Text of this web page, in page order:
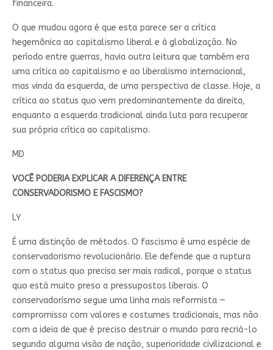
financeira.
O que mudou agora é que esta parece ser a crítica
hegemônica ao capitalismo liberal e à globalização. No
período entre guerras, havia outra leitura que também era
uma crítica ao capitalismo e ao liberalismo internacional,
mas vinda da esquerda, de uma perspectiva de classe. Hoje, a
crítica ao status quo vem predominantemente da direita,
enquanto a esquerda tradicional ainda luta para recuperar
sua própria crítica ao capitalismo.
MD
VOCÊ PODERIA EXPLICAR A DIFERENÇA ENTRE
CONSERVADORISMO E FASCISMO?
LY
É uma distinção de métodos. O fascismo é uma espécie de
conservadorismo revolucionário. Ele defende que a ruptura
com o status quo precisa ser mais radical, porque o status
quo está muito preso a pressupostos liberais. O
conservadorismo segue uma linha mais reformista —
compromisso com valores e costumes tradicionais, mas não
com a ideia de que é preciso destruir o mundo para recriá-lo
segundo alguma visão de nação, superioridade civilizacional e